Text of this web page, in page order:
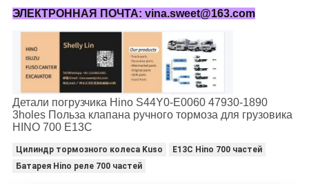
ЭЛЕКТРОННАЯ ПОЧТА: vina.sweet@163.com
Детали погрузчика Hino S44Y0-E0060 47930-1890
3holes Польза клапана ручного тормоза для грузовика
HINO 700 E13C
Цилиндр тормозного колеса Kuso
E13C Hino 700 частей
Батарея Hino реле 700 частей